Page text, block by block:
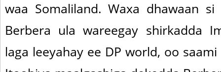
waa Somaliland. Waxa dhawaan
Berbera ula wareegay shirkadda
laga leeyahay ee DP world, oo